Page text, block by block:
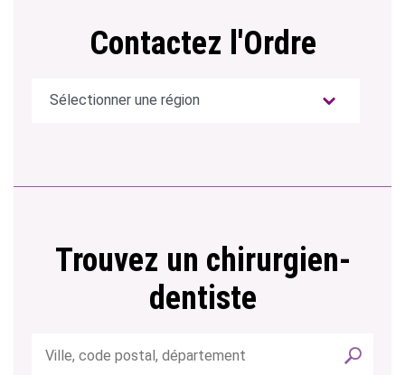
Contactez l'Ordre
Trouvez un chirurgien-
dentiste